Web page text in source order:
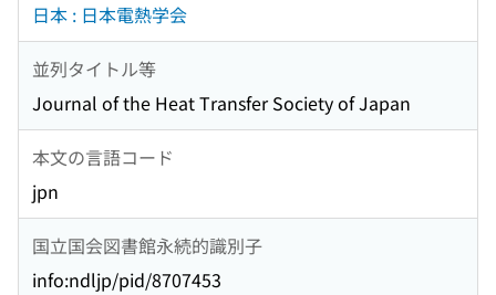
日本 : 日本電熱学会
並列タイトル等
Journal of the Heat Transfer Society of Japan
本文の言語コード
jpn
国立国会図書館永続的識別子
info:ndljp/pid/8707453